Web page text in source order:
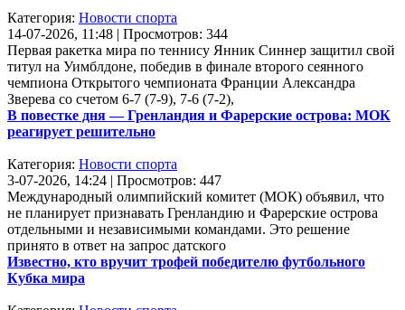
Категория: Новости спорта
14-07-2026, 11:48 | Просмотров: 344
Первая ракетка мира по теннису Янник Синнер защитил свой
титул на Уимблдоне, победив в финале второго сеянного
чемпиона Открытого чемпионата Франции Александра
Зверева со счетом 6-7 (7-9), 7-6 (7-2),
В повестке дня — Гренландия и Фарерские острова: МОК
реагирует решительно
Категория: Новости спорта
3-07-2026, 14:24 | Просмотров: 447
Международный олимпийский комитет (МОК) объявил, что
не планирует признавать Гренландию и Фарерские острова
отдельными и независимыми командами. Это решение
принято в ответ на запрос датского
Известно, кто вручит трофей победителю футбольного
Кубка мира